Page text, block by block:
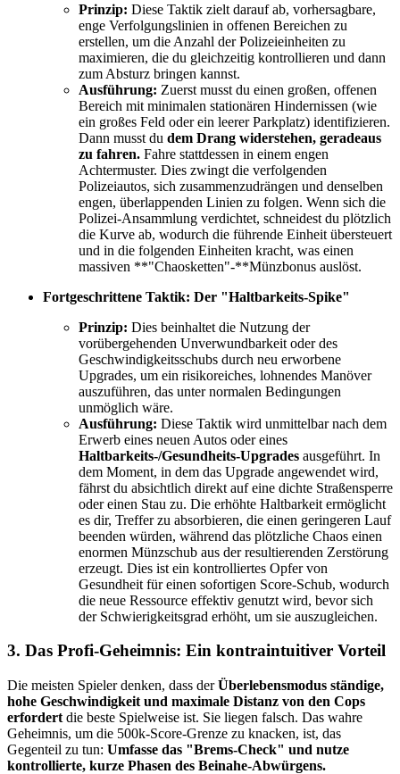
Prinzip: Diese Taktik zielt darauf ab, vorhersagbare,
enge Verfolgungslinien in offenen Bereichen zu
erstellen, um die Anzahl der Polizeieinheiten zu
maximieren, die du gleichzeitig kontrollieren und dann
zum Absturz bringen kannst.
Ausführung: Zuerst musst du einen großen, offenen
Bereich mit minimalen stationären Hindernissen (wie
ein großes Feld oder ein leerer Parkplatz) identifizieren.
Dann musst du dem Drang widerstehen, geradeaus
zu fahren. Fahre stattdessen in einem engen
Achtermuster. Dies zwingt die verfolgenden
Polizeiautos, sich zusammenzudrängen und denselben
engen, überlappenden Linien zu folgen. Wenn sich die
Polizei-Ansammlung verdichtet, schneidest du plötzlich
die Kurve ab, wodurch die führende Einheit übersteuert
und in die folgenden Einheiten kracht, was einen
massiven **"Chaosketten"-**Münzbonus auslöst.
Fortgeschrittene Taktik: Der "Haltbarkeits-Spike"
Prinzip: Dies beinhaltet die Nutzung der
vorübergehenden Unverwundbarkeit oder des
Geschwindigkeitsschubs durch neu erworbene
Upgrades, um ein risikoreiches, lohnendes Manöver
auszuführen, das unter normalen Bedingungen
unmöglich wäre.
Ausführung: Diese Taktik wird unmittelbar nach dem
Erwerb eines neuen Autos oder eines
Haltbarkeits-/Gesundheits-Upgrades ausgeführt. In
dem Moment, in dem das Upgrade angewendet wird,
fährst du absichtlich direkt auf eine dichte Straßensperre
oder einen Stau zu. Die erhöhte Haltbarkeit ermöglicht
es dir, Treffer zu absorbieren, die einen geringeren Lauf
beenden würden, während das plötzliche Chaos einen
enormen Münzschub aus der resultierenden Zerstörung
erzeugt. Dies ist ein kontrolliertes Opfer von
Gesundheit für einen sofortigen Score-Schub, wodurch
die neue Ressource effektiv genutzt wird, bevor sich
der Schwierigkeitsgrad erhöht, um sie auszugleichen.
3. Das Profi-Geheimnis: Ein kontraintuitiver Vorteil
Die meisten Spieler denken, dass derÜberlebensmodus ständige,
hohe Geschwindigkeit und maximale Distanz von den Cops
erfordert die beste Spielweise ist. Sie liegen falsch. Das wahre
Geheimnis, um die 500k-Score-Grenze zu knacken, ist, das
Gegenteil zu tun: Umfasse das "Brems-Check" und nutze
kontrollierte, kurze Phasen des Beinahe-Abwürgens.